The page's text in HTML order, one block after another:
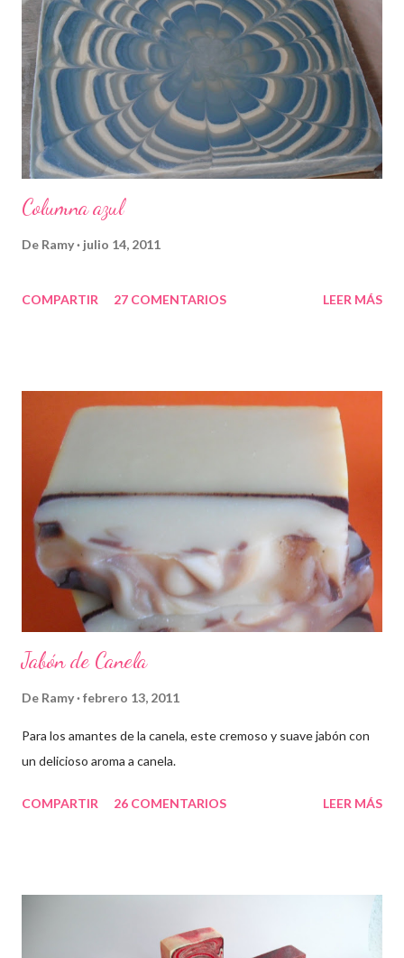
Columna azul
De Ramy julio 14, 2011
COMPARTIR 27 COMENTARIOS LEER MÁS
Jabón de Canela
De Ramy febrero 13, 2011
Para los amantes de la canela, este cremoso y suave jabón con
un delicioso aroma a canela.
COMPARTIR 26 COMENTARIOS LEER MÁS